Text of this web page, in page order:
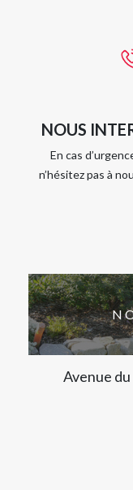
NOUS
En cas
n’hésitez pas à
Avenue